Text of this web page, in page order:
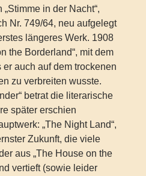
„Stimme in der Nacht“,
Nr. 749/64, neu aufgelegt
längeres Werk. 1908
the Borderland“, mit dem
auch auf dem trockenen
zu verbreiten wusste.
betrat die literarische
später erschien
„The Night Land“,
Zukunft, die viele
aus „The House on the
vertieft (sowie leider